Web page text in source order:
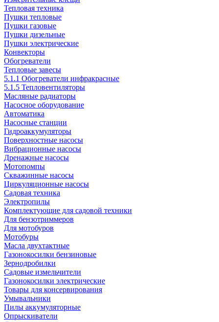
Тепловая техника
Пушки тепловые
Пушки газовые
Пушки дизельные
Пушки электрические
Конвекторы
Обогреватели
Тепловые завесы
5.1.1 Обогреватели инфракрасные
5.1.5 Тепловентиляторы
Масляные радиаторы
Насосное оборудование
Автоматика
Насосные станции
Гидроаккумуляторы
Поверхностные насосы
Вибрационные насосы
Дренажные насосы
Мотопомпы
Скважинные насосы
Циркуляционные насосы
Садовая техника
Электропилы
Комплектующие для садовой техники
Для бензотриммеров
Для мотобуров
Мотобуры
Масла двухтактные
Газонокосилки бензиновые
Зернодробилки
Садовые измельчители
Газонокосилки электрические
Товары для консервирования
Умывальники
Пилы аккумуляторные
Опрыскиватели